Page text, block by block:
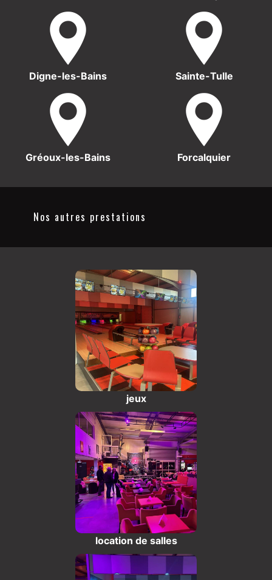
Digne-les-Bains Sainte-Tulle
Gréoux-les-Bains Forcalquier
Nos autres prestations
jeux
location de salles